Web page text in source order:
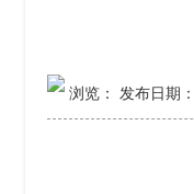
浏览： 发布日期